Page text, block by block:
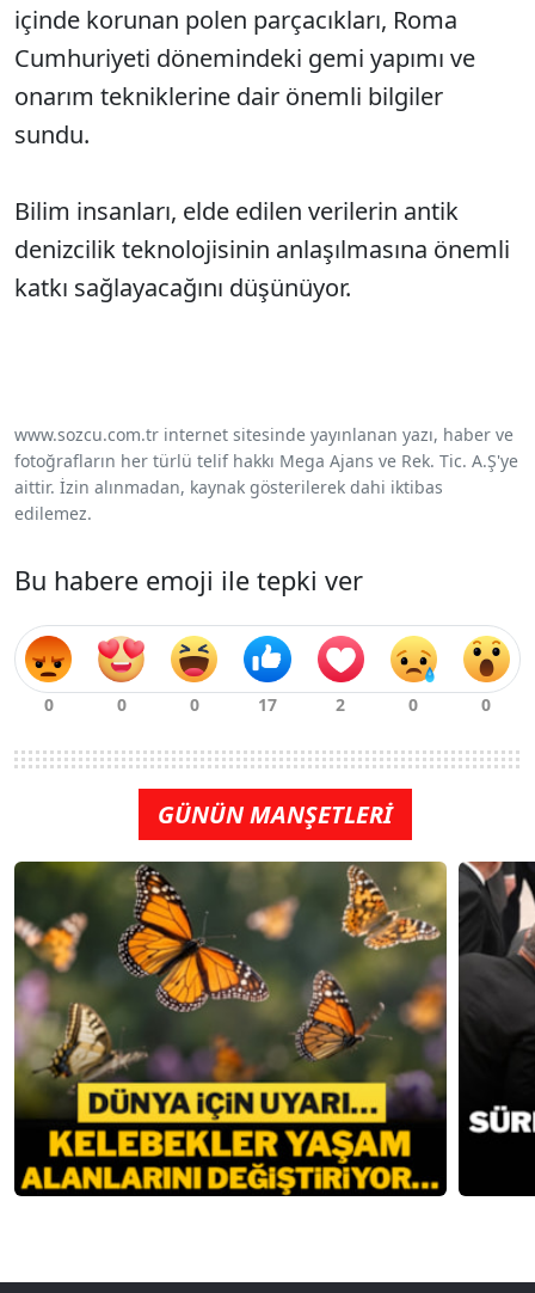
içinde korunan polen parçacıkları, Roma
Cumhuriyeti dönemindeki gemi yapımı ve
onarım tekniklerine dair önemli bilgiler
sundu.
Bilim insanları, elde edilen verilerin antik
denizcilik teknolojisinin anlaşılmasına önemli
katkı sağlayacağını düşünüyor.
www.sozcu.com.tr internet sitesinde yayınlanan yazı, haber ve
fotoğrafların her türlü telif hakkı Mega Ajans ve Rek. Tic. A.Ş'ye
aittir. İzin alınmadan, kaynak gösterilerek dahi iktibas
edilemez.
Bu habere emoji ile tepki ver
GÜNÜN MANŞETLERİ